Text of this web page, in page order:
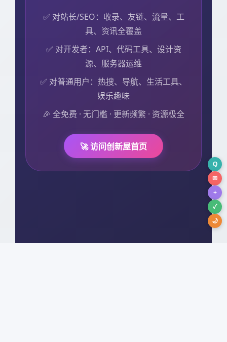
✅ 对站长/SEO：收录、友链、流量、工
具、资讯全覆盖
✅ 对开发者：API、代码工具、设计资
源、服务器运维
✅ 对普通用户：热搜、导航、生活工具、
娱乐趣味
🎉 全免费 · 无门槛 · 更新频繁 · 资源极全
🚀 访问创新屋首页
Q
✉
+
✓
🌙